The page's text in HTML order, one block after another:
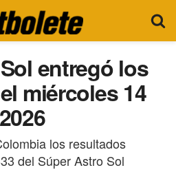
entregó los
miércoles 14
los resultados
del Súper Astro Sol